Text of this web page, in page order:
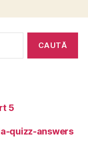
5
quizz-answers